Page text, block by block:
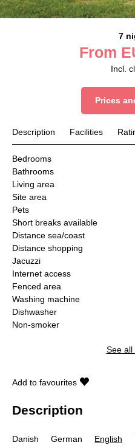
7
From
Incl.
Prices
Description Facilities
Bedrooms
Bathrooms
Living area
Site area
Pets
Short breaks available
Distance sea/coast
Distance shopping
Jacuzzi
Internet access
Fenced area
Washing machine
Dishwasher
Non-smoker
See all
Add to favourites
Description
Danish German English